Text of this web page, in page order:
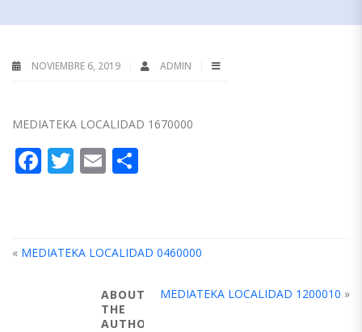
NOVIEMBRE 6, 2019 ADMIN
MEDIATEKA LOCALIDAD 1670000
Facebook
Twitter
Email
« MEDIATEKA LOCALIDAD 0460000
MEDIATEKA LOCALIDAD 1200010 »
ABOUT
THE
AUTHOR